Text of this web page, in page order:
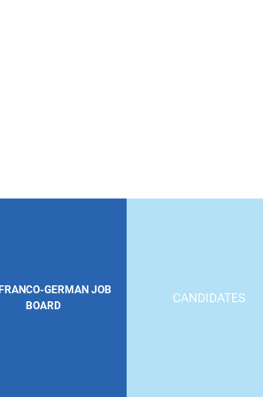
GERMAN JOB
BOARD
CANDIDATES